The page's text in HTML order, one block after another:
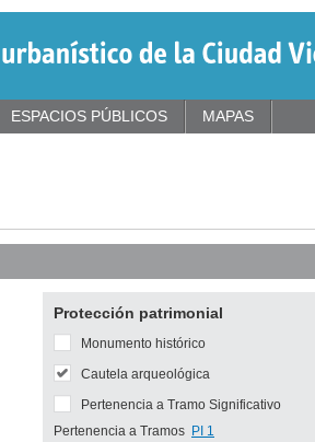
Protección patrimonial
Monumento histórico
Cautela arqueológica
Pertenencia a Tramo Significativo
Pertenencia a Tramos PI 1
ESPACIOS PÚBLICOS MAPAS